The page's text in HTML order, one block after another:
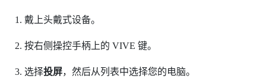
戴上头戴式设备。
按右侧操控手柄上的 VIVE 键。
选择投屏，然后从列表中选择您的电脑。